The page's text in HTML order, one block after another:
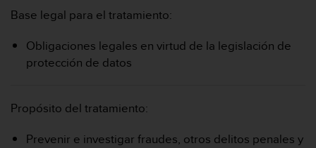
Base legal para el tratamiento:
Obligaciones legales en virtud de la legislación de
protección de datos
Propósito del tratamiento:
Prevenir e investigar fraudes, otros delitos penales y